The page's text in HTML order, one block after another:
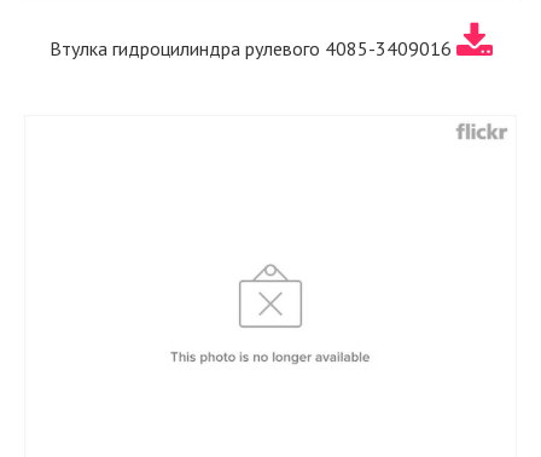
Втулка гидроцилиндра рулевого 4085-3409016